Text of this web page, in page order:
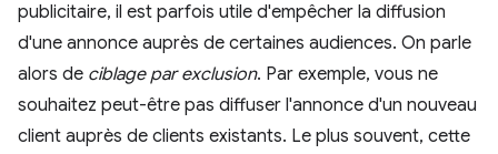
publicitaire, il est parfois utile d'empêcher la diffusion
d'une annonce auprès de certaines audiences. On parle
alors de ciblage par exclusion. Par exemple, vous ne
souhaitez peut-être pas diffuser l'annonce d'un nouveau
client auprès de clients existants. Le plus souvent, cette